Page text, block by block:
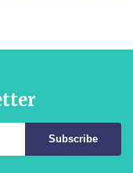
Subscribe